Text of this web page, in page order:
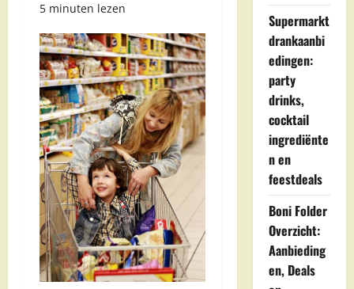
5 minuten lezen
Supermarkt
drankaanbi
edingen:
party
drinks,
cocktail
ingrediënte
n en
feestdeals
Boni Folder
Overzicht:
Aanbieding
en, Deals